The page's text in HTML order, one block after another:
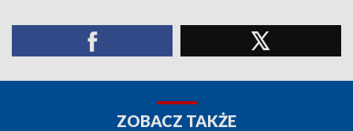
ZOBACZ TAKŻE